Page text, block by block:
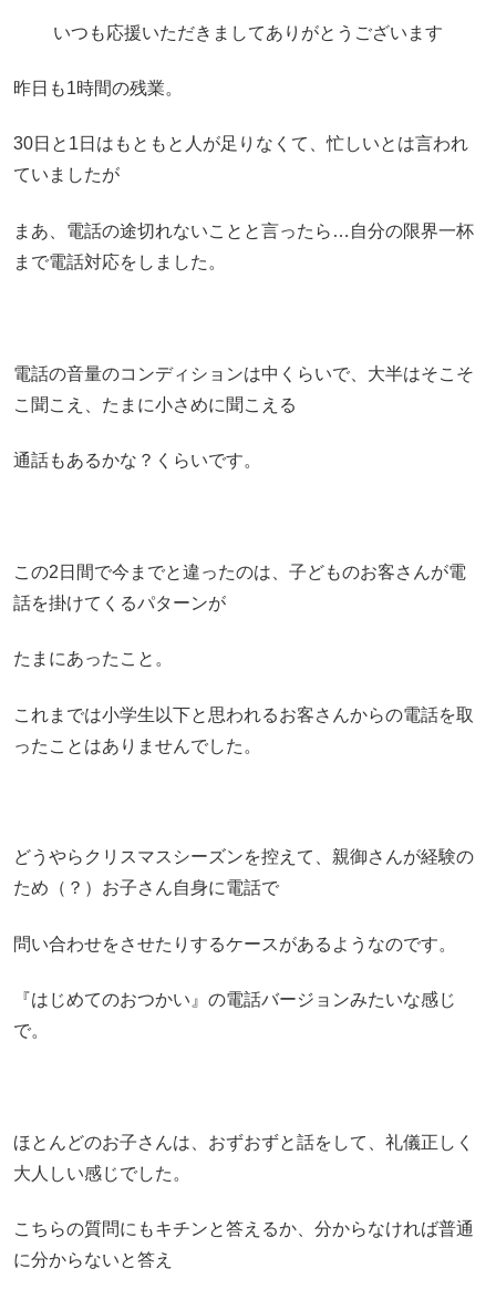
いつも応援いただきましてありがとうございます
昨日も1時間の残業。
30日と1日はもともと人が足りなくて、忙しいとは言われ
ていましたが
まあ、電話の途切れないことと言ったら…自分の限界一杯
まで電話対応をしました。
電話の音量のコンディションは中くらいで、大半はそこそ
こ聞こえ、たまに小さめに聞こえる
通話もあるかな？くらいです。
この2日間で今までと違ったのは、子どものお客さんが電
話を掛けてくるパターンが
たまにあったこと。
これまでは小学生以下と思われるお客さんからの電話を取
ったことはありませんでした。
どうやらクリスマスシーズンを控えて、親御さんが経験の
ため（？）お子さん自身に電話で
問い合わせをさせたりするケースがあるようなのです。
『はじめてのおつかい』の電話バージョンみたいな感じ
で。
ほとんどのお子さんは、おずおずと話をして、礼儀正しく
大人しい感じでした。
こちらの質問にもキチンと答えるか、分からなければ普通
に分からないと答え